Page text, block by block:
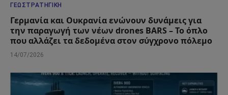
ΓΕΩΣΤΡΑΤΗΓΙΚΉ
Γερμανία και Ουκρανία ενώνουν δυνάμεις για
την παραγωγή των νέων drones BARS – Το όπλο
που αλλάζει τα δεδομένα στον σύγχρονο πόλεμο
14/07/2026